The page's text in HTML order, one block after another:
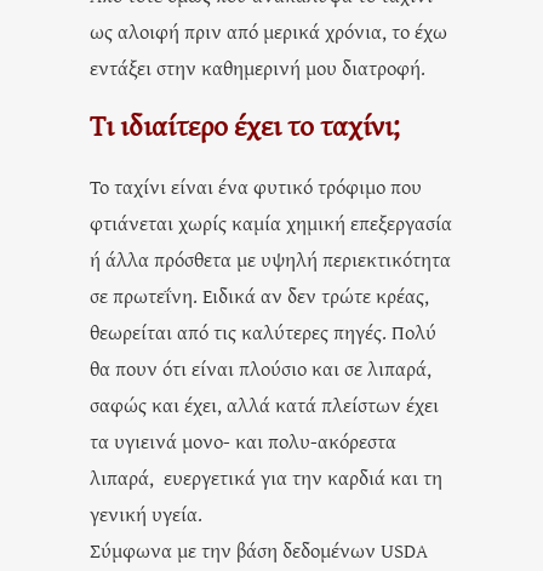
ως αλοιφή πριν από μερικά χρόνια, το έχω
εντάξει στην καθημερινή μου διατροφή.
Τι ιδιαίτερο έχει το ταχίνι;
Το ταχίνι είναι ένα φυτικό τρόφιμο που
φτιάνεται χωρίς καμία χημική επεξεργασία
ή άλλα πρόσθετα με υψηλή περιεκτικότητα
σε πρωτεΐνη. Ειδικά αν δεν τρώτε κρέας,
θεωρείται από τις καλύτερες πηγές. Πολύ
θα πουν ότι είναι πλούσιο και σε λιπαρά,
σαφώς και έχει, αλλά κατά πλείστων έχει
τα υγιεινά μονο- και πολυ-ακόρεστα
λιπαρά, ευεργετικά για την καρδιά και τη
γενική υγεία.
Σύμφωνα με την βάση δεδομένων USDA